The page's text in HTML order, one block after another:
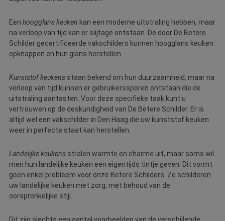
Een hoogglans keuken kan een moderne uitstraling hebben, maar
na verloop van tijd kan er slijtage ontstaan. De door De Betere
Schilder gecertificeerde vakschilders kunnen hoogglans keuken
opknappen en hun glans herstellen.
Kunststof keukens staan bekend om hun duurzaamheid, maar na
verloop van tijd kunnen er gebruikerssporen ontstaan die de
uitstraling aantasten. Voor deze specifieke taak kunt u
vertrouwen op de deskundigheid van De Betere Schilder. Er is
altijd wel een vakschilder in Den Haag die uw kunststof keuken
weer in perfecte staat kan herstellen.
Landelijke keukens stralen warmte en charme uit, maar soms wil
men hun landelijke keuken een eigentijds tintje geven. Dit vormt
geen enkel probleem voor onze Betere Schilders. Ze schilderen
uw landelijke keuken met zorg, met behoud van de
oorspronkelijke stijl.